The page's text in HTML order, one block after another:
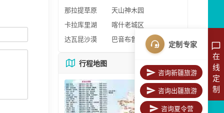
那拉提草原
天山神木园
卡拉库里湖
喀什老城区
达瓦昆沙漠
巴音布鲁克
行程地图 更多地图
在
线
定
制
定制专家
咨询新疆旅游
咨询出疆旅游
咨询夏令营